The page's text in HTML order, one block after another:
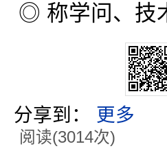
◎ 称学问、技
分享到： 更多
阅读(3014次)